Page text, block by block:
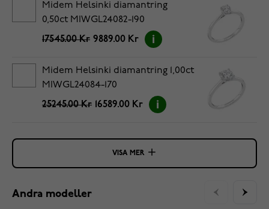
Midem Helsinki diamantring
0,50ct MIWGL24082-190
17545.00 Kr 9889.00 Kr
Midem Helsinki diamantring 1,00ct
MIWGL24084-170
25245.00 Kr 16589.00 Kr
VISA MER
Andra modeller